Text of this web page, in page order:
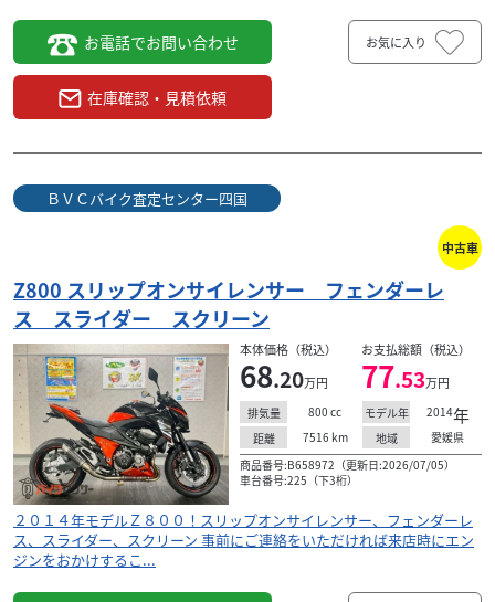
ホンダ
本体価格:121.00万円 （税込）
２０１８年式ＣＢ１０００Ｒ！ＴＳＲスリップオン、バー
エンドミラー！ＥＴＣ、グリップヒーター 事前にご連絡を
いただければ来店時にエンジンをおかけすることも...
お電話でお問い合わせ
在庫確認・見積依頼
お気に入り
ＢＶＣバイク査定センター四国
中古車
Z800 スリップオンサイレンサー フェンダーレ
ス スライダー スクリーン
本体価格（税込）
68.20万円
お支払総額（税込）
77.53万円
排気量 800 cc モデル年 2014年
距離 7516 km 地域
愛媛県
商品番号:B658972（更新日:2026/07/05）
車台番号:225（下3桁）
２０１４年モデルＺ８００！スリップオンサイレンサー、フェンダーレ
ス、スライダー、スクリーン 事前にご連絡をいただければ来店時にエン
ジンをおかけするこ...